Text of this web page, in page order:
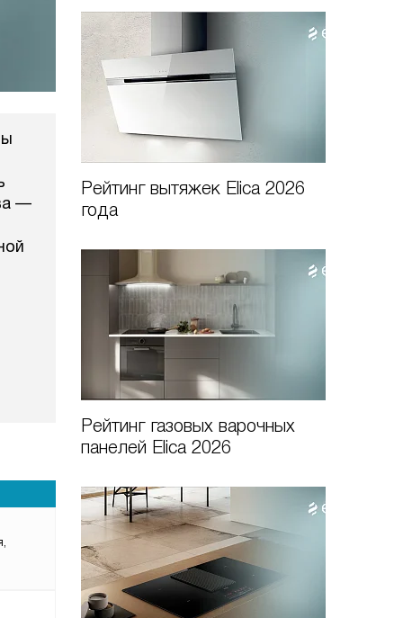
—
Рейтинг вытяжек Elica 2026
года
Рейтинг газовых варочных
панелей Elica 2026